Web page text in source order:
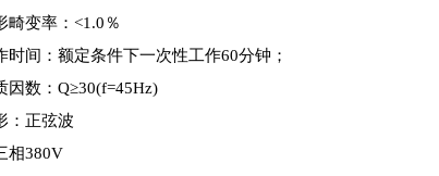
畸变率：<1.0％
时间：额定条件下一次性工作60分钟；
因数：Q≥30(f=45Hz)
：正弦波
相380V